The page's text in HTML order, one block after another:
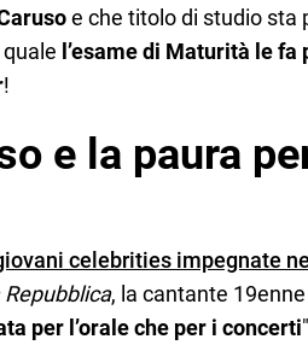
e che titolo di studio sta
l’esame di Maturità le fa
!
e la paura
celebrities impegnate
Repubblica, la cantante
per l’orale che per i concerti